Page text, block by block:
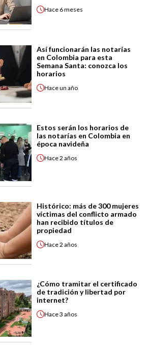
Hace 6 meses
Así funcionarán las notarías
en Colombia para esta
Semana Santa: conozca los
horarios
Haceun año
Estos serán los horarios de
las notarías en Colombia en
época navideña
Hace2 años
Histórico: más de 300 mujeres
víctimas del conflicto armado
han recibido títulos de
propiedad
Hace2 años
¿Cómo tramitar el certificado
de tradición y libertad por
internet?
Hace3 años